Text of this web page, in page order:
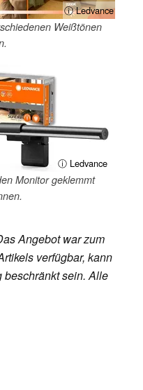
ⓘ Ledvance
Weißtönen
ⓘ Ledvance
Monitor geklemmt
Angebot war zum
verfügbar, kann
sein. Alle